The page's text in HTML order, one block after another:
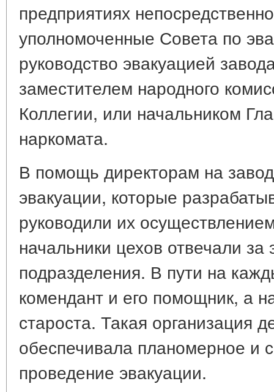
предприятиях
уполномоченные Совета по
руководство эвакуацией
заместителем народного
Коллегии, или начальником
наркомата.
В помощь директорам на
эвакуации, которые
руководили их
начальники цехов отвечали за
подразделения. В пути на
комендант и его помощник, а
староста. Такая организация
обеспечивала планомерное и
проведение эвакуации.